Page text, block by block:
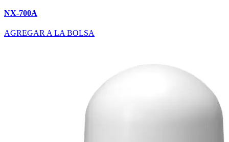
NX-700A
AGREGAR A LA BOLSA